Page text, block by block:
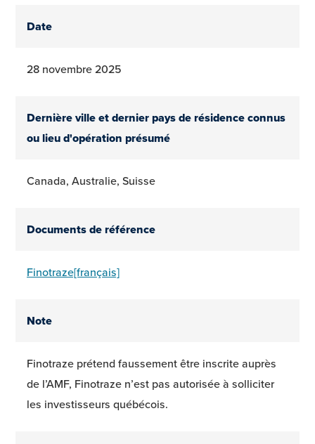
Date
28 novembre 2025
Dernière ville et dernier pays de résidence connus
ou lieu d'opération présumé
Canada, Australie, Suisse
Documents de référence
Finotraze[français]
Note
Finotraze prétend faussement être inscrite auprès
de l’AMF, Finotraze n’est pas autorisée à solliciter
les investisseurs québécois.